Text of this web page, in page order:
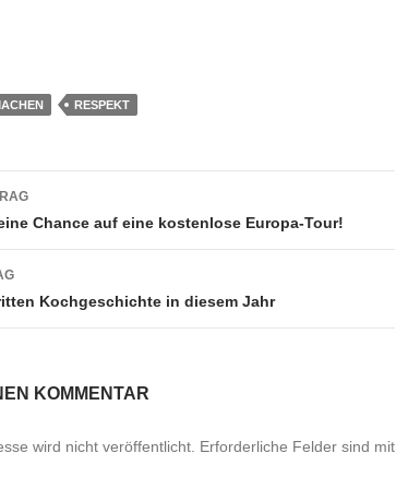
RESPEKT
Chance auf eine kostenlose Europa-Tour!
Kochgeschichte in diesem Jahr
KOMMENTAR
wird nicht veröffentlicht. Erforderliche Felder sind mit